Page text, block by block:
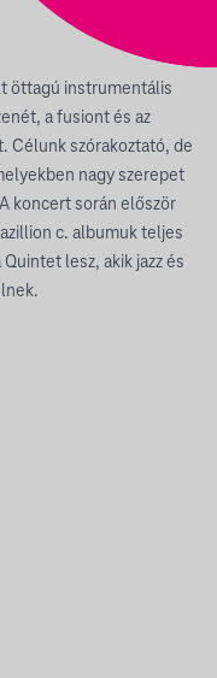
öttagú instrumentális
a fusiont és az
Célunk szórakoztató, de
nagy szerepet
koncert során először
c. albumuk teljes
lesz, akik jazz és